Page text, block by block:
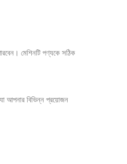
মেশিনটি পণ্যকে সঠিক
আপনার বিভিন্ন প্রয়োজন